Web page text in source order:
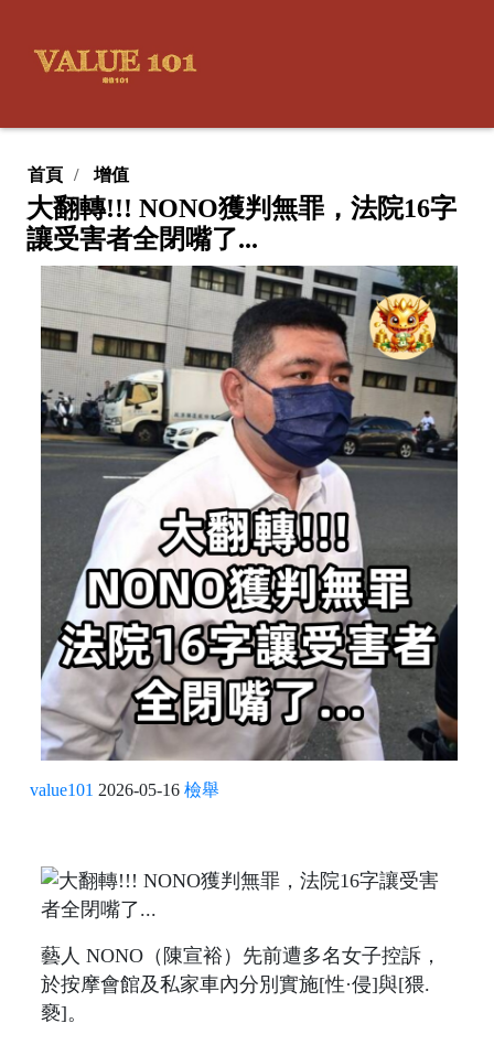
首頁 增值
大翻轉!!! NONO獲判無罪，法院16字
讓受害者全閉嘴了...
value101 2026-05-16 檢舉
藝人 NONO（陳宣裕）先前遭多名女子控訴，
於按摩會館及私家車內分別實施[性·侵]與[猥.
褻]。